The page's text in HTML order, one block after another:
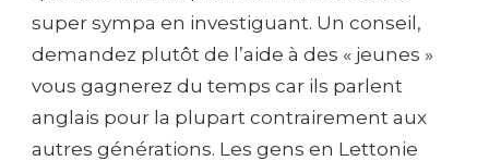
super sympa en investiguant. Un conseil,
demandez plutôt de l’aide à des « jeunes »
vous gagnerez du temps car ils parlent
anglais pour la plupart contrairement aux
autres générations. Les gens en Lettonie